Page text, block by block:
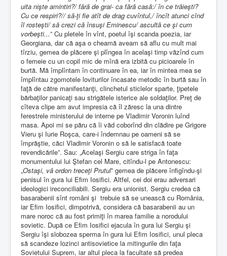
uita nişte amintiri?/ fără de grai- ca fără casă:/ în ce trăieşti?
Cu ce respiri?// să-ţi fie atît de drag cuvîntul,/ încît atunci cînd
îl rosteşti/ să crezi că însuşi Eminescu/ ascultă ce şi cum
vorbeşti...” Cu pletele în vînt, poetul îşi scanda poezia, iar
Georgiana, dar că aşa o cheamă aveam să aflu cu mult mai
tîrziu, gemea de plăcere şi plîngea în acelaşi timp văzînd cum
o femeie cu un copil mic de mînă era izbită cu picioarele în
burtă. Mă împlîntam în continuare în ea, iar în mintea mea se
împlîntau zgomotele loviturilor încasate metodic în burtă sau în
faţă de către manifestanţi, clinchetul sticlelor sparte, ţipetele
bărbaţilor panicaţi sau strigătele isterice ale soldaţilor. Preţ de
cîteva clipe am avut impresia că îl zăresc la una dintre
ferestrele ministerului de interne pe Vladimir Voronin luînd
masa. Apoi mi se păru că îi văd coborînd din clădire pe Grigore
Vieru şi Iurie Roşca, care-i îndemnau pe oameni să se
împrăştie, căci Vladimir Voronin o să le satisfacă toate
revendicările”. Sau: „Acelaşi Sergiu care striga în faţa
monumentului lui Ştefan cel Mare, citîndu-l pe Antonescu:
„Ostaşi, vă ordon treceţi Prutul” gemea de plăcere înfigîndu-şi
penisul în gura lui Efim Iosifici. Altfel, cei doi erau adversari
ideologici ireconciliabili. Sergiu era unionist. Sergiu credea că
basarabenii sînt români şi trebuie să se unească cu România,
iar Efim Iosifici, dimpotrivă, considera că basarabenii au un
mare noroc că au fost primiţi în marea familie a norodului
sovietic. După ce Efim Iosifici ejacula în gura lui Sergiu şi
Sergiu îşi slobozea sperma în gura lui Efim Iosifici, unul pleca
să scandeze lozinci antisovietice la mitingurile din faţa
Sovietului Suprem, iar altul pleca la facultate să predea